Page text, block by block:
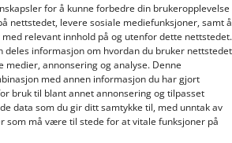
for å kunne forbedre din brukeropplevelse
nettstedet, levere sosiale mediefunksjoner, samt å
relevant innhold på og utenfor dette nettstedet.
informasjon om hvordan du bruker nettstedet
medier, annonsering og analyse. Denne
med annen informasjon du har gjort
bruk til blant annet annonsering og tilpasset
data som du gir ditt samtykke til, med unntak av
som må være til stede for at vitale funksjoner på
samlingsbaserte
årene har antallet søkere økt
søkerne er eldre, her er
studiesteder i distriktene.